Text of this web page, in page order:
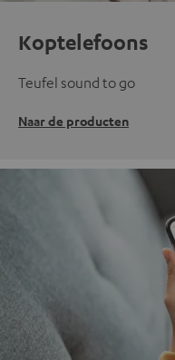
Koptelefoons
Teufel sound to go
Naar de producten